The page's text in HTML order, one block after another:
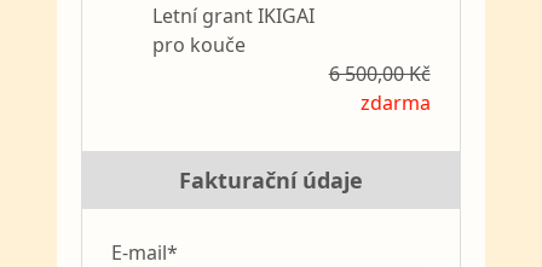
Letní grant IKIGAI
pro kouče
6 500,00 Kč
zdarma
Fakturační údaje
E-mail*